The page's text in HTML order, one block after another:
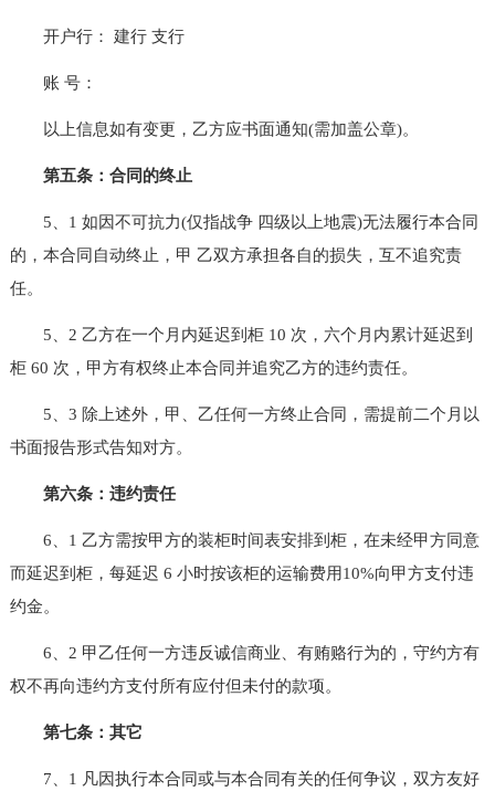
开户行： 建行 支行
账 号：
以上信息如有变更，乙方应书面通知(需加盖公章)。
第五条：合同的终止
5、1 如因不可抗力(仅指战争 四级以上地震)无法履行本合同
的，本合同自动终止，甲 乙双方承担各自的损失，互不追究责
任。
5、2 乙方在一个月内延迟到柜 10 次，六个月内累计延迟到
柜 60 次，甲方有权终止本合同并追究乙方的违约责任。
5、3 除上述外，甲、乙任何一方终止合同，需提前二个月以
书面报告形式告知对方。
第六条：违约责任
6、1 乙方需按甲方的装柜时间表安排到柜，在未经甲方同意
而延迟到柜，每延迟 6 小时按该柜的运输费用10%向甲方支付违
约金。
6、2 甲乙任何一方违反诚信商业、有贿赂行为的，守约方有
权不再向违约方支付所有应付但未付的款项。
第七条：其它
7、1 凡因执行本合同或与本合同有关的任何争议，双方友好